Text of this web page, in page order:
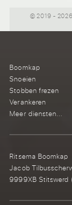
© 2019 - 2026
Boomkap
Snoeien
Stobben frezen
Verankeren
Meer diensten...
Ritsema Boomkap
Jacob
9999XB Stitswerd